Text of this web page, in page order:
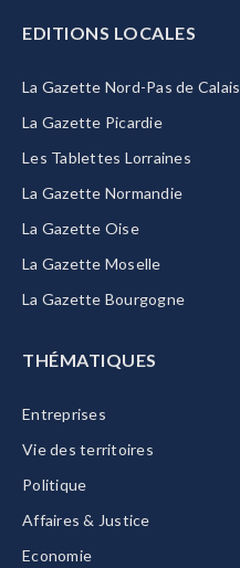
EDITIONS LOCALES
La Gazette Nord-Pas de Calais
La Gazette Picardie
Les Tablettes Lorraines
La Gazette Normandie
La Gazette Oise
La Gazette Moselle
La Gazette Bourgogne
THÉMATIQUES
Entreprises
Vie des territoires
Politique
Affaires & Justice
Economie